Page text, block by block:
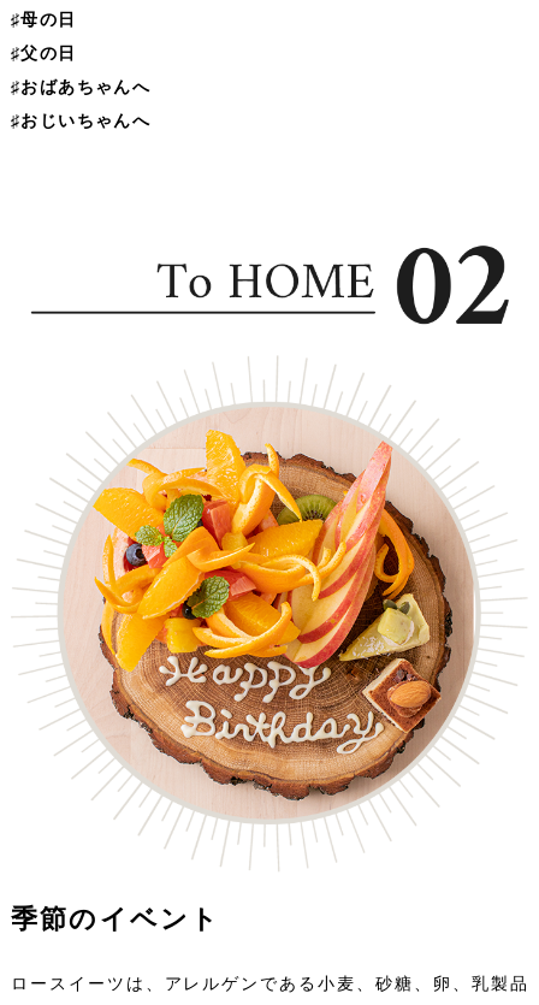
♯母の日
♯父の日
♯おばあちゃんへ
♯おじいちゃんへ
季節のイベント
ロースイーツは、アレルゲンである小麦、砂糖、卵、乳製品